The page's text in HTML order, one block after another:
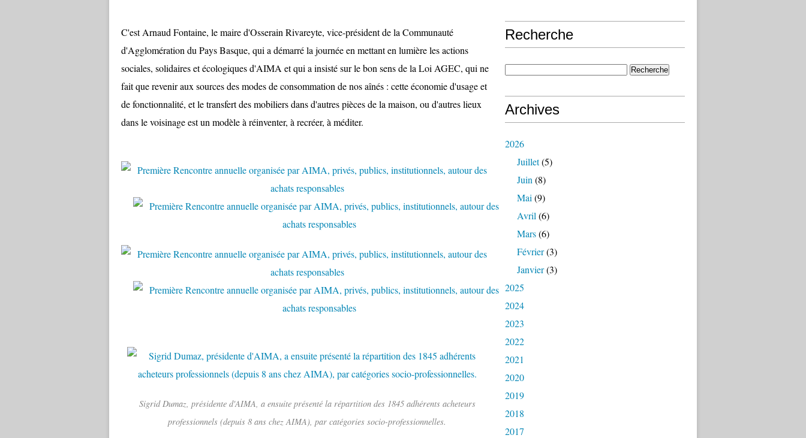
C'est Arnaud Fontaine, le maire d'Osserain Rivareyte, vice-président de la Communauté
d'Agglomération du Pays Basque, qui a démarré la journée en mettant en lumière les actions
sociales, solidaires et écologiques d'AIMA et qui a insisté sur le bon sens de la Loi AGEC, qui ne
fait que revenir aux sources des modes de consommation de nos aînés : cette économie d'usage et
de fonctionnalité, et le transfert des mobiliers dans d'autres pièces de la maison, ou d'autres lieux
dans le voisinage est un modèle à réinventer, à recréer, à méditer.
Sigrid Dumaz, présidente d'AIMA, a ensuite présenté la répartition des 1845 adhérents acheteurs
professionnels (depuis 8 ans chez AIMA), par catégories socio-professionnelles.
Recherche
Archives
2026
Juillet(5)
Juin (8)
Mai (9)
Avril (6)
Mars(6)
Février(3)
Janvier(3)
2025
2024
2023
2022
2021
2020
2019
2018
2017